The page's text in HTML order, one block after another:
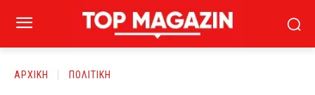
ΑΡΧΙΚΗ ΠΟΛΙΤΙΚΗ